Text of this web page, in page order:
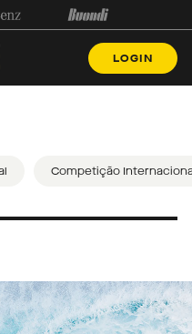
LOGIN
Competição